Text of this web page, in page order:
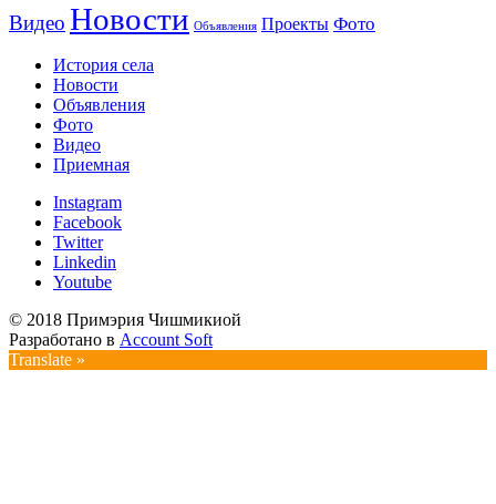
Видео Новости Объявления Проекты Фото
История села
Новости
Объявления
Фото
Видео
Приемная
Instagram
Facebook
Twitter
Linkedin
Youtube
© 2018 Примэрия Чишмикиой
Разработано в Account Soft
Translate »